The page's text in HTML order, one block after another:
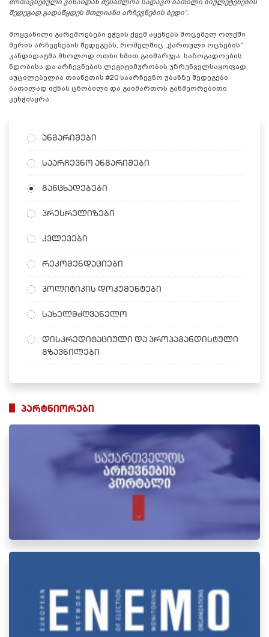
მოთავსებული ვინაიდან შესაძლოა სადავო ბათილი ბიულეტენების
შედეგად გადაწყდეს მთლიანი არჩევნების ბედი“.
მოყვანილი გარემოებები ეჭვის ქვეშ აყენებს მოცემულ ოლქში
მერის არჩევნების შედეგებს, რომელშიც „ქართული ოცნების“
კანდიდატმა მხოლოდ ოთხი ხმით გაიმარჯვა. საზოგადოების
ნდობისა და არჩევნების ლეგიტიმურობის უზრუნველსაყოფად,
აუცილებელია თიანეთის #20 საარჩევნო უბანზე შედეგები
ბათილად იქნას ცნობილი და გაიმართოს განმეორებითი
კენჭისყრა.
ანგარიშები
საარჩევნო ანგარიშები
განცხადებები
პრესრელიზები
კვლევები
რეკომენდაციები
პოლიტიკის დოკუმენტები
სახელმძღვანელო
დისკრედიტაციული და პროპაგანდისტული
გზავნილები
პარტნიორები